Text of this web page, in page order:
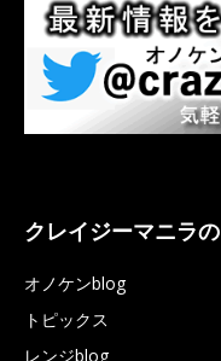
クレイジーマニラ
オノケンblog
トピックス
レンジblog